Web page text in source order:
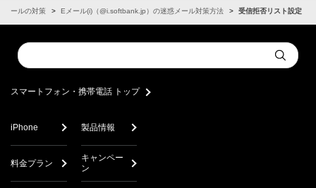
メールの対策 Eメール(i)（@i.softbank.jp）の迷惑メール対策方法 受信拒否リスト設定
Conduct
a
Submit
スマートフォン・携帯電話 トップ
iPhone 製品情報
料金プラン
キャンペー
ン